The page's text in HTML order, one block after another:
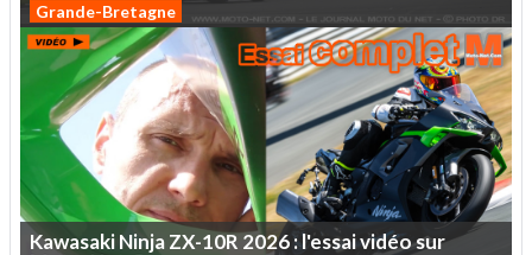
Grande-Bretagne
KawasakiNinjaZX-10R2026:l'essaividéosur